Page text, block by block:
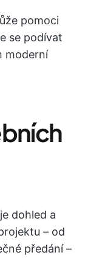
pomoci
se podívat
moderní
dohled a
– od
předání –